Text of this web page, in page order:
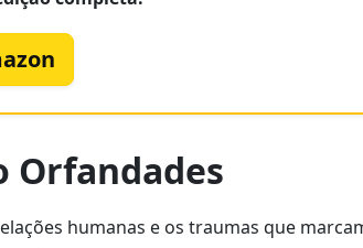
Orfandades
humanas e os traumas que